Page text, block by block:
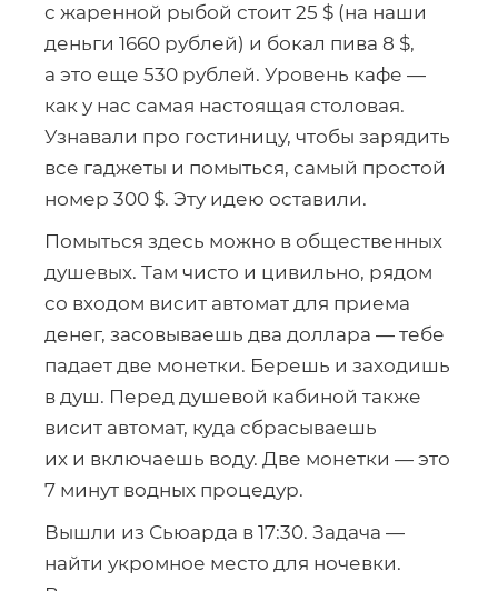
с жаренной рыбой стоит 25 $ (на наши
деньги 1660 рублей) и бокал пива 8 $,
а это еще 530 рублей. Уровень кафе —
как у нас самая настоящая столовая.
Узнавали про гостиницу, чтобы зарядить
все гаджеты и помыться, самый простой
номер 300 $. Эту идею оставили.
Помыться здесь можно в общественных
душевых. Там чисто и цивильно, рядом
со входом висит автомат для приема
денег, засовываешь два доллара — тебе
падает две монетки. Берешь и заходишь
в душ. Перед душевой кабиной также
висит автомат, куда сбрасываешь
их и включаешь воду. Две монетки — это
7 минут водных процедур.
Вышли из Сьюарда в 17:30. Задача —
найти укромное место для ночевки.